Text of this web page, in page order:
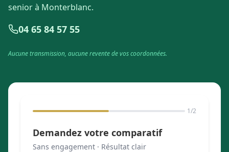
senior à Monterblanc.
04 65 84 57 55
Aucune transmission, aucune revente de vos coordonnées.
1/2
Demandez votre comparatif
Sans engagement · Résultat clair